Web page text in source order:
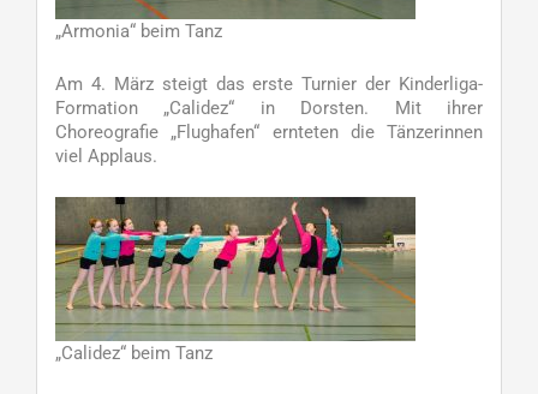
„Armonia“ beim Tanz
Am 4. März steigt das erste Turnier der Kinderliga-
Formation „Calidez“ in Dorsten. Mit ihrer
Choreografie „Flughafen“ ernteten die Tänzerinnen
viel Applaus.
„Calidez“ beim Tanz